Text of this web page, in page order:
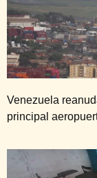
Venezuela
principal